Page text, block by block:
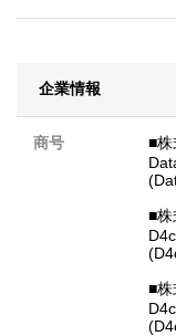
企業情報
商号
■株
■株
■株